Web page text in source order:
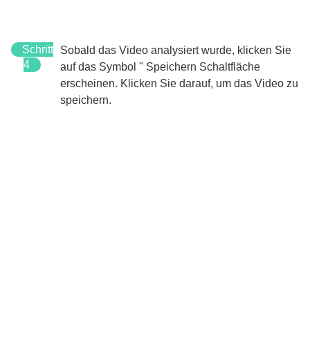
Schritt
4
Sobald das Video analysiert wurde, klicken Sie
auf das Symbol " Speichern Schaltfläche
erscheinen. Klicken Sie darauf, um das Video zu
speichern.